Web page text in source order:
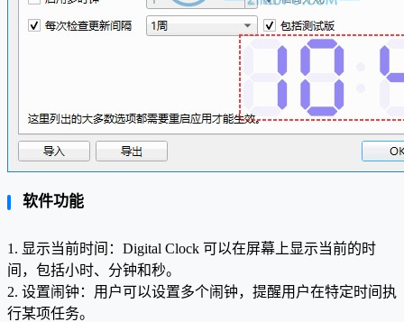
软件功能
1. 显示当前时间：Digital Clock 可以在屏幕上显示当前的时
间，包括小时、分钟和秒。
2. 设置闹钟：用户可以设置多个闹钟，提醒用户在特定时间执
行某项任务。